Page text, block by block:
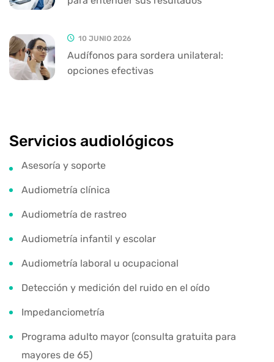
10 JUNIO 2026
Audífonos para sordera unilateral:
opciones efectivas
Servicios audiológicos
Asesoría y soporte
Audiometría clínica
Audiometría de rastreo
Audiometría infantil y escolar
Audiometría laboral u ocupacional
Detección y medición del ruido en el oído
Impedanciometría
Programa adulto mayor (consulta gratuita para
mayores de 65)